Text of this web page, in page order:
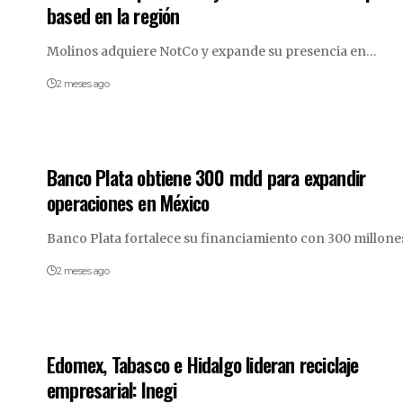
based en la región
Molinos adquiere NotCo y expande su presencia en…
2 meses ago
Banco Plata obtiene 300 mdd para expandir
operaciones en México
Banco Plata fortalece su financiamiento con 300
2 meses ago
Edomex, Tabasco e Hidalgo lideran reciclaje
empresarial: Inegi